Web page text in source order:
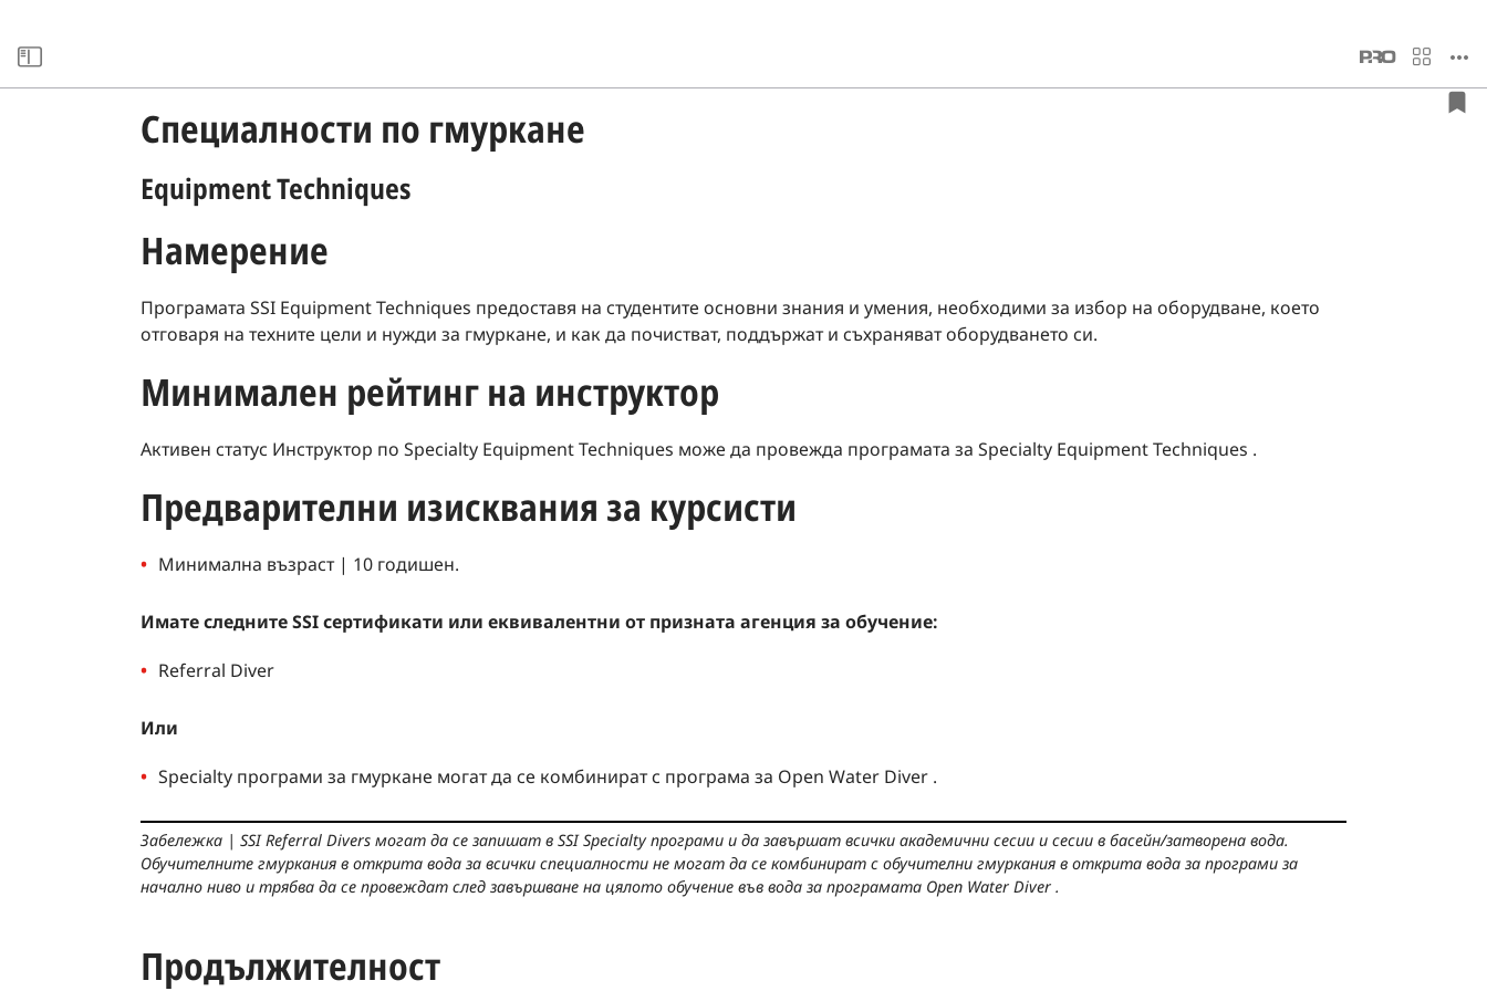
Специалности по гмуркане
Equipment Techniques
Намерение
Програмата SSI Equipment Techniques предоставя на студентите основни знания и умения, необходими за избор на оборудване, което
отговаря на техните цели и нужди за гмуркане, и как да почистват, поддържат и съхраняват оборудването си.
Минимален рейтинг на инструктор
Активен статус Инструктор по Specialty Equipment Techniques може да провежда програмата за Specialty Equipment Techniques .
Предварителни изисквания за курсисти
Минимална възраст | 10 годишен.
Имате следните SSI сертификати или еквивалентни от призната агенция за обучение:
Referral Diver
Или
Specialty програми за гмуркане могат да се комбинират с програма за Open Water Diver .
Забележка | SSI Referral Divers могат да се запишат в SSI Specialty програми и да завършат всички академични сесии и сесии в басейн/затворена вода.
Обучителните гмуркания в открита вода за всички специалности не могат да се комбинират с обучителни гмуркания в открита вода за програми за
начално ниво и трябва да се провеждат след завършване на цялото обучение във вода за програмата Open Water Diver .
Продължителност